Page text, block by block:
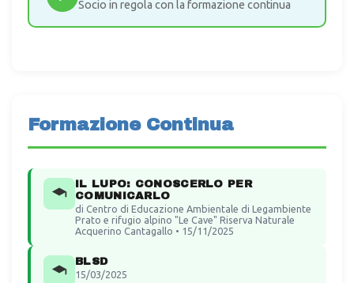
Socio in regola con la formazione continua
Formazione Continua
IL LUPO: CONOSCERLO PER
COMUNICARLO
di Centro di Educazione Ambientale di Legambiente
Prato e rifugio alpino "Le Cave" Riserva Naturale
Acquerino Cantagallo • 15/11/2025
BLSD
15/03/2025